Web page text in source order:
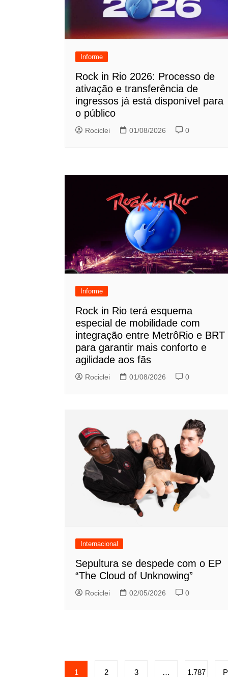
Informe
Rock in Rio 2026: Processo de
ativação e transferência de
ingressos já está disponível para
o público
Rociclei 01/08/2026 0
Informe
Rock in Rio terá esquema
especial de mobilidade com
integração entre MetrôRio e BRT
para garantir mais conforto e
agilidade aos fãs
Rociclei 01/08/2026 0
Internacional
Sepultura se despede com o EP
“The Cloud of Unknowing”
Rociclei 02/05/2026 0
Paginação
1 2 3 … 1.787